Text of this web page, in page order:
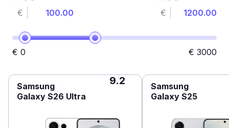
€ €
€ 0 € 3000
Samsung
Galaxy S26 Ultra
9.2
Samsung
Galaxy S25